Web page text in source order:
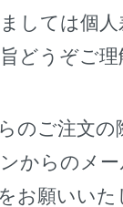
しては個
どうぞご理
のご注文の
からのメ
お願いいた